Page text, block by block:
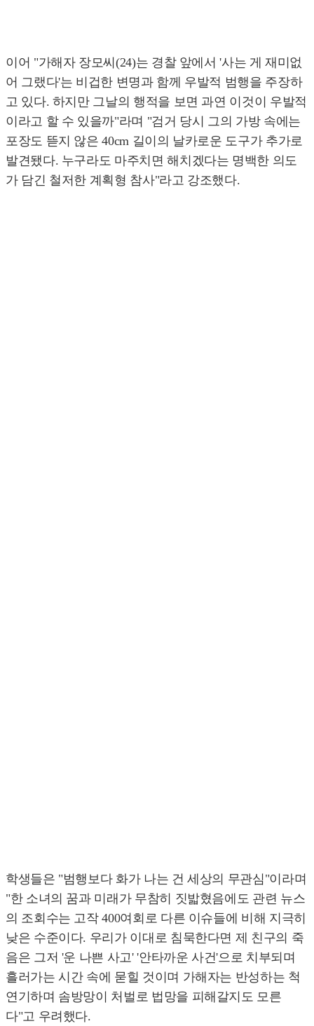
이어 "가해자 장모씨(24)는 경찰 앞에서 '사는 게 재미없
어 그랬다'는 비겁한 변명과 함께 우발적 범행을 주장하
고 있다. 하지만 그날의 행적을 보면 과연 이것이 우발적
이라고 할 수 있을까"라며 "검거 당시 그의 가방 속에는
포장도 뜯지 않은 40cm 길이의 날카로운 도구가 추가로
발견됐다. 누구라도 마주치면 해치겠다는 명백한 의도
가 담긴 철저한 계획형 참사"라고 강조했다.
학생들은 "범행보다 화가 나는 건 세상의 무관심"이라며
"한 소녀의 꿈과 미래가 무참히 짓밟혔음에도 관련 뉴스
의 조회수는 고작 400여회로 다른 이슈들에 비해 지극히
낮은 수준이다. 우리가 이대로 침묵한다면 제 친구의 죽
음은 그저 '운 나쁜 사고' '안타까운 사건'으로 치부되며
흘러가는 시간 속에 묻힐 것이며 가해자는 반성하는 척
연기하며 솜방망이 처벌로 법망을 피해갈지도 모른
다"고 우려했다.